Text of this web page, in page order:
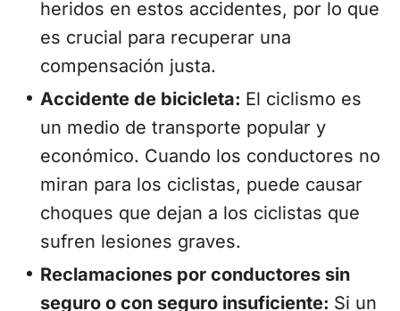
heridos en estos accidentes, por lo que
es crucial para recuperar una
compensación justa.
Accidente de bicicleta: El ciclismo es
un medio de transporte popular y
económico. Cuando los conductores no
miran para los ciclistas, puede causar
choques que dejan a los ciclistas que
sufren lesiones graves.
Reclamaciones por conductores sin
seguro o con seguro insuficiente: Si un